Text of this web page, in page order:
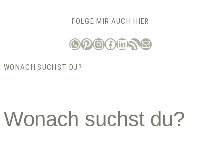
FOLGE MIR AUCH HIER
WhatsApp
Pinterest
Instagram
Facebook
LinkedIn
RSS-Feed
E-Mail
WONACH SUCHST DU?
Wonach suchst du?